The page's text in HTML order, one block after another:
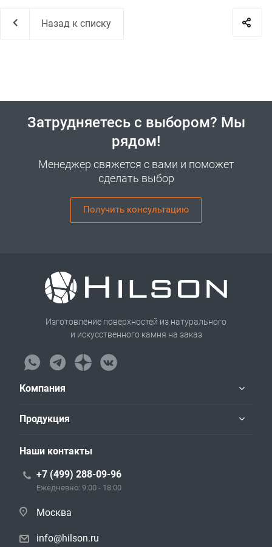
Назад к списку
Затрудняетесь с выбором? Мы
рядом!
Менеджер свяжется с вами и поможет
сделать выбор
Получить консультацию
Изготовление поверхностей из натурального
и искусственного камня на заказ
Компания
Продукция
Наши контакты
+7 (499) 288-09-96
Ежедневно: 9:00 - 18:00
Москва
info@hilson.ru